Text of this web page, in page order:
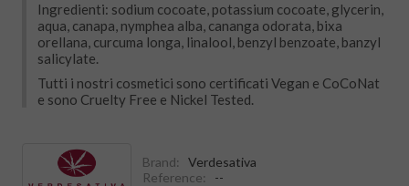
Ingredienti: sodium cocoate, potassium cocoate, glycerin,
aqua, canapa, nymphea alba, cananga odorata, bixa
orellana, curcuma longa, linalool, benzyl benzoate, banzyl
salicylate.
Tutti i nostri cosmetici sono certificati Vegan e CoCoNat
e sono Cruelty Free e Nickel Tested.
Brand:
Verdesativa
Reference:
--